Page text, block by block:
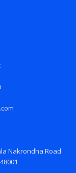
Nakrondha Road